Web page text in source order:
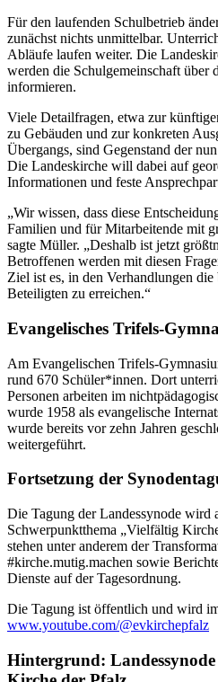
Für den laufenden Schulbetrieb
zunächst nichts unmittelbar.
Abläufe laufen weiter. Die
werden die Schulgemeinschaft über
informieren.
Viele Detailfragen, etwa zur
zu Gebäuden und zur konkreten
Übergangs, sind Gegenstand der
Die Landeskirche will dabei auf
Informationen und feste
„Wir wissen, dass diese
Familien und für Mitarbeitende mit
sagte Müller. „Deshalb ist jetzt
Betroffenen werden mit diesen
Ziel ist es, in den Verhandlungen
Beteiligten zu erreichen.“
Evangelisches Trifels-
Am Evangelischen Trifels-
rund 670 Schüler*innen. Dort
Personen arbeiten im
wurde 1958 als evangelische
wurde bereits vor zehn Jahren
weitergeführt.
Fortsetzung der
Die Tagung der Landessynode wird
Schwerpunktthema „Vielfältig
stehen unter anderem der
#kirche.mutig.machen sowie
Dienste auf der Tagesordnung.
Die Tagung ist öffentlich und wird
www.youtube.com/@evkirchepfalz
Hintergrund: Landessynode